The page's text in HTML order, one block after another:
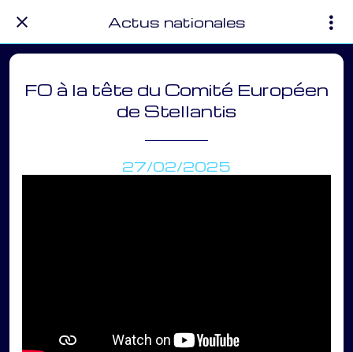
Actus nationales
FO à la tête du Comité Européen
de Stellantis
27/02/2025